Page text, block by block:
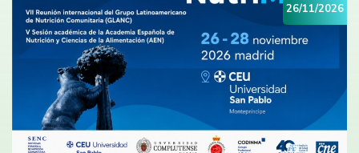
26/11/2026